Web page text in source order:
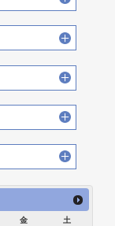
5月 [14]
7月 [26]
5月 [27]
9月 [28]
5月 [30]
月 [19]
9月 [30]
7月 [28]
5月 [30]
1月 [25]
11月 [23]
9月 [26]
7月 [28]
5月 [25]
11月 [22]
9月 [27]
7月 [26]
月 [12]
9月 [5]
7月 [1]
金 土